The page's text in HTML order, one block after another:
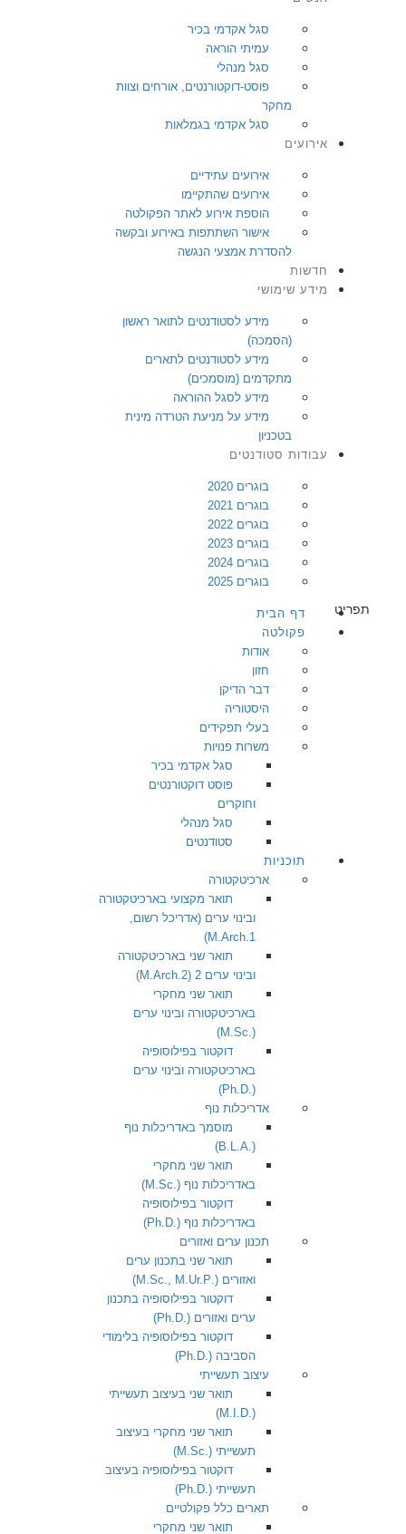
סגל אקדמי בכיר
עמיתי הוראה
סגל מנהלי
פוסט-דוקטורנטים, אורחים וצוות
מחקר
סגל אקדמי בגמלאות
אירועים
אירועים עתידיים
אירועים שהתקיימו
הוספת אירוע לאתר הפקולטה
אישור השתתפות באירוע ובקשה
להסדרת אמצעי הנגשה
חדשות
מידע שימושי
מידע לסטודנטים לתואר ראשון
(הסמכה)
מידע לסטודנטים לתארים
מתקדמים (מוסמכים)
מידע לסגל ההוראה
מידע על מניעת הטרדה מינית
בטכניון
עבודות סטודנטים
בוגרים 2020
בוגרים 2021
בוגרים 2022
בוגרים 2023
בוגרים 2024
בוגרים 2025
תפריט
דף הבית
פקולטה
אודות
חזון
דבר הדיקן
היסטוריה
בעלי תפקידים
משרות פנויות
סגל אקדמי בכיר
פוסט דוקטורנטים
וחוקרים
סגל מנהלי
סטודנטים
תוכניות
ארכיטקטורה
תואר מקצועי בארכיטקטורה
ובינוי ערים (אדריכל רשום,
1.M.Arch)
תואר שני בארכיטקטורה
ובינוי ערים 2 (2.M.Arch)
תואר שני מחקרי
בארכיטקטורה ובינוי ערים
(.M.Sc)
דוקטור בפילוסופיה
בארכיטקטורה ובינוי ערים
(.Ph.D)
אדריכלות נוף
מוסמך באדריכלות נוף
(.B.L.A)
תואר שני מחקרי
באדריכלות נוף (.M.Sc)
דוקטור בפילוסופיה
באדריכלות נוף (.Ph.D)
תכנון ערים ואזורים
תואר שני בתכנון ערים
ואזורים (.M.Sc., M.Ur.P)
דוקטור בפילוסופיה בתכנון
ערים ואזורים (.Ph.D)
דוקטור בפילוסופיה בלימודי
הסביבה (.Ph.D)
עיצוב תעשייתי
תואר שני בעיצוב תעשייתי
(.M.I.D)
תואר שני מחקרי בעיצוב
תעשייתי (.M.Sc)
דוקטור בפילוסופיה בעיצוב
תעשייתי (.Ph.D)
תארים כלל פקולטיים
תואר שני מחקרי